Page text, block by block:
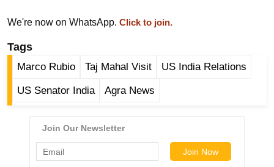
ग
इं
सा
We're now on WhatsApp. Click to join.
Tags
Marco Rubio Taj Mahal Visit US India Relations
US Senator India Agra News